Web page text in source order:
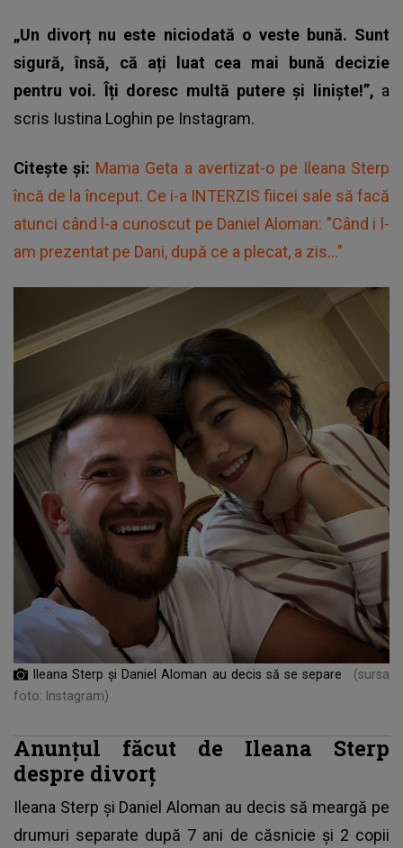
„Un divorț nu este niciodată o veste bună. Sunt
sigură, însă, că ați luat cea mai bună decizie
pentru voi. Îți doresc multă putere și liniște!”, a
scris Iustina Loghin pe Instagram.
Citește și: Mama Geta a avertizat-o pe Ileana Sterp
încă de la început. Ce i-a INTERZIS fiicei sale să facă
atunci când l-a cunoscut pe Daniel Aloman: "Când i l-
am prezentat pe Dani, după ce a plecat, a zis..."
Ileana Sterp și Daniel Aloman au decis să se separe
(sursa
foto: Instagram)
Anunțul făcut de Ileana Sterp
despre divorț
Ileana Sterp și Daniel Aloman au decis să meargă pe
drumuri separate după 7 ani de căsnicie și 2 copii